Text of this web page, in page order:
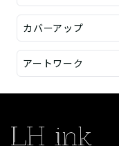
カバーアップ
アートワーク